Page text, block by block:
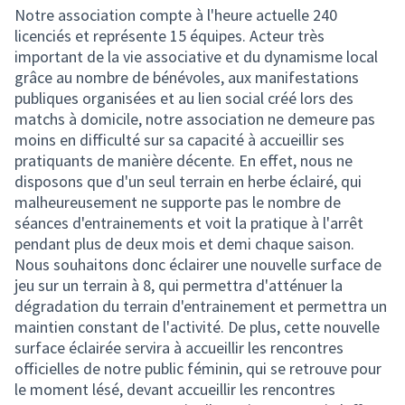
Notre association compte à l'heure actuelle 240
licenciés et représente 15 équipes. Acteur très
important de la vie associative et du dynamisme local
grâce au nombre de bénévoles, aux manifestations
publiques organisées et au lien social créé lors des
matchs à domicile, notre association ne demeure pas
moins en difficulté sur sa capacité à accueillir ses
pratiquants de manière décente. En effet, nous ne
disposons que d'un seul terrain en herbe éclairé, qui
malheureusement ne supporte pas le nombre de
séances d'entrainements et voit la pratique à l'arrêt
pendant plus de deux mois et demi chaque saison.
Nous souhaitons donc éclairer une nouvelle surface de
jeu sur un terrain à 8, qui permettra d'atténuer la
dégradation du terrain d'entrainement et permettra un
maintien constant de l'activité. De plus, cette nouvelle
surface éclairée servira à accueillir les rencontres
officielles de notre public féminin, qui se retrouve pour
le moment lésé, devant accueillir les rencontres